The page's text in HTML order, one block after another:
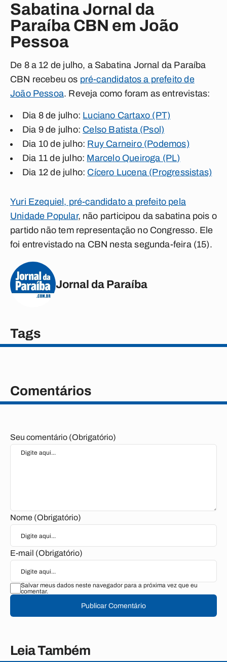
Sabatina Jornal da
Paraíba CBN em João
Pessoa
De 8 a 12 de julho, a Sabatina Jornal da Paraíba
CBN recebeu os pré-candidatos a prefeito de
João Pessoa. Reveja como foram as entrevistas:
Dia 8 de julho: Luciano Cartaxo (PT)
Dia 9 de julho: Celso Batista (Psol)
Dia 10 de julho: Ruy Carneiro (Podemos)
Dia 11 de julho: Marcelo Queiroga (PL)
Dia 12 de julho: Cícero Lucena (Progressistas)
Yuri Ezequiel, pré-candidato a prefeito pela
Unidade Popular, não participou da sabatina pois o
partido não tem representação no Congresso. Ele
foi entrevistado na CBN nesta segunda-feira (15).
Jornal da Paraíba
Tags
Comentários
Seu comentário (Obrigatório)
Nome (Obrigatório)
E-mail (Obrigatório)
Salvar meus dados neste navegador para a próxima vez que eu
comentar.
Publicar Comentário
Leia Também